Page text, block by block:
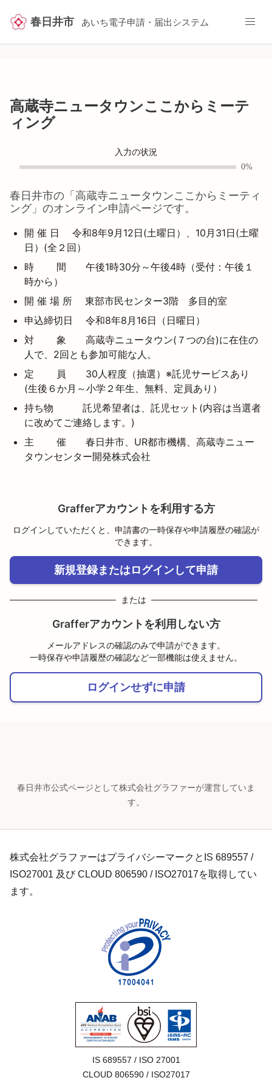
春日井市 あいち電子申請・届出システム
高蔵寺ニュータウンここからミーテ
ィング
入力の状況
0%
春日井市の「 高蔵寺ニュータウンここからミーティ
ング」のオンライン申請ページです。
開 催 日 令和8年9月12日(土曜日）、10月31日(土曜
日）(全２回）
時 間 午後1時30分～午後4時（受付：午後１
時から）
開 催 場 所 東部市民センター3階 多目的室
申込締切日 令和8年8月16日（日曜日）
対 象 高蔵寺ニュータウン(７つの台)に在住の
人で、2回とも参加可能な人。
定 員 30人程度（抽選）※託児サービスあり
(生後６か月～小学２年生、無料、定員あり）
持ち物 託児希望者は、託児セット(内容は当選者
に改めてご連絡します。)
主 催 春日井市、UR都市機構、高蔵寺ニュー
タウンセンター開発株式会社
Grafferアカウントを利用する方
ログインしていただくと、申請書の一時保存や申請履歴の確認が
できます。
新規登録またはログインして申請
または
Grafferアカウントを利用しない方
メールアドレスの確認のみで申請ができます。
一時保存や申請履歴の確認など一部機能は使えません。
ログインせずに申請
春日井市公式ページとして株式会社グラファーが運営していま
す。
株式会社グラファーはプライバシーマークとIS 689557 /
ISO27001 及び CLOUD 806590 / ISO27017を取得してい
ます。
IS 689557 / ISO 27001
CLOUD 806590 / ISO27017